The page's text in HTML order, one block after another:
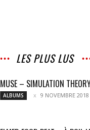
LES PLUS LUS
MUSE – SIMULATION
ALBUMS 9 NOVEMBRE 2018